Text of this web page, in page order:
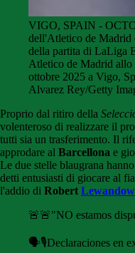
VIGO, SPAIN -
dell'Atletico de Madrid
della partita di LaLiga
Atletico de Madrid
ottobre 2025 a Vigo,
Alvarez Rey/Getty
Proprio dal ritiro della
volenteroso di realizzare il
tutti sia un trasferimento. Il
approdare al Barcellona e
Le due stelle blaugrana
detti entusiasti di giocare al
l'addio di Robert
🚨🚨"NO estamos
🗣🎙Declaraciones en